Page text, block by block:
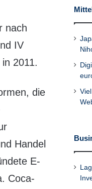
nach
IV
2011.
die
Handel
E-
Coca-